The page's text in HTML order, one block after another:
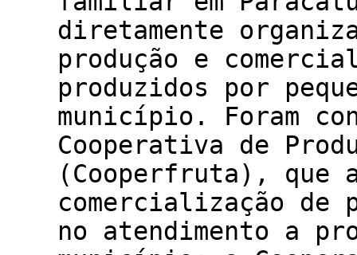
diretamente
produção e
produzidos por
município. Foram
Cooperativa de
(Cooperfruta), que
comercialização
no atendimento a